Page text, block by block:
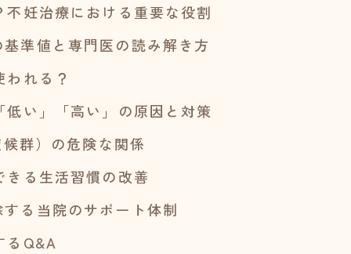
妊治療における重要な役割
準値と専門医の読み解き方
れる？
い」「高い」の原因と対策
群）の危険な関係
る生活習慣の改善
る当院のサポート体制
るQ&A